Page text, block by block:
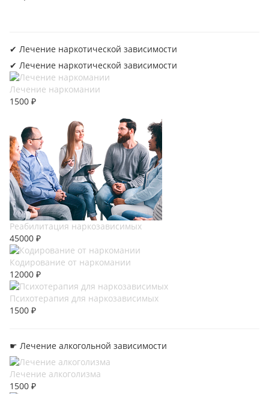
✔︎ Лечение наркотической зависимости
✔︎ Лечение наркотической зависимости
Лечение наркомании
1500 ₽
Реабилитация наркозависимых
45000 ₽
Кодирование от наркомании
12000 ₽
Психотерапия для наркозависимых
1500 ₽
☛ Лечение алкогольной зависимости
Лечение алкоголизма
1500 ₽